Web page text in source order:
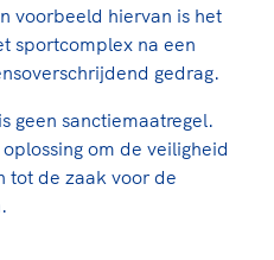
voorbeeld hiervan is het
sportcomplex na een
gedrag.
geen sanctiemaatregel.
om de veiligheid
tot de zaak voor de